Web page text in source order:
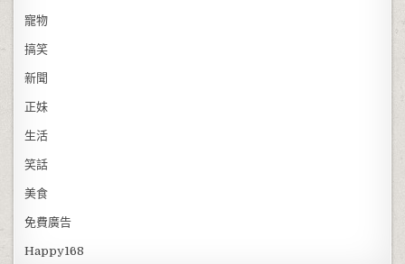
寵物
搞笑
新聞
正妹
生活
笑話
美食
免費廣告
Happy168